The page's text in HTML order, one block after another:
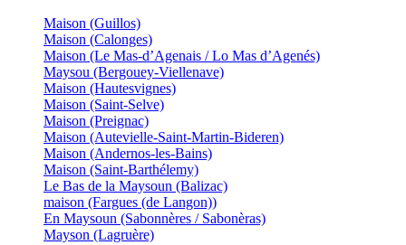
Maison (Guillos)
Maison (Calonges)
Maison (Le Mas-d’Agenais / Lo Mas d’Agenés)
Maysou (Bergouey-Viellenave)
Maison (Hautesvignes)
Maison (Saint-Selve)
Maison (Preignac)
Maison (Autevielle-Saint-Martin-Bideren)
Maison (Andernos-les-Bains)
Maison (Saint-Barthélemy)
Le Bas de la Maysoun (Balizac)
maison (Fargues (de Langon))
En Maysoun (Sabonnères / Sabonèras)
Mayson (Lagruère)